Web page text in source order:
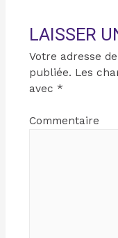
LAISSER
Votre adresse
publiée. Les
avec *
Commentaire